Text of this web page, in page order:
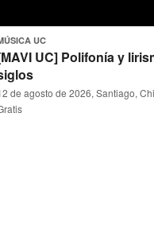
UC
UC] Polifonía y
de agosto de 2026, Santiago,